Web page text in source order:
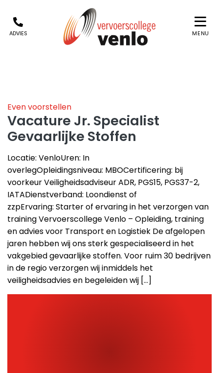
ADVIES MENU
Even voorstellen
Vacature Jr. Specialist
Gevaarlijke Stoffen
Locatie: VenloUren: In
overlegOpleidingsniveau: MBOCertificering: bij
voorkeur Veiligheidsadviseur ADR, PGS15, PGS37-2,
IATADienstverband: Loondienst of
zzpErvaring: Starter of ervaring in het verzorgen van
training Vervoerscollege Venlo – Opleiding, training
en advies voor Transport en Logistiek De afgelopen
jaren hebben wij ons sterk gespecialiseerd in het
vakgebied gevaarlijke stoffen. Voor ruim 30 bedrijven
in de regio verzorgen wij inmiddels het
veiligheidsadvies en begeleiden wij […]